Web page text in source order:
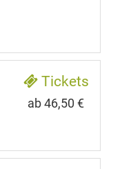
Tickets
ab 46,50 €